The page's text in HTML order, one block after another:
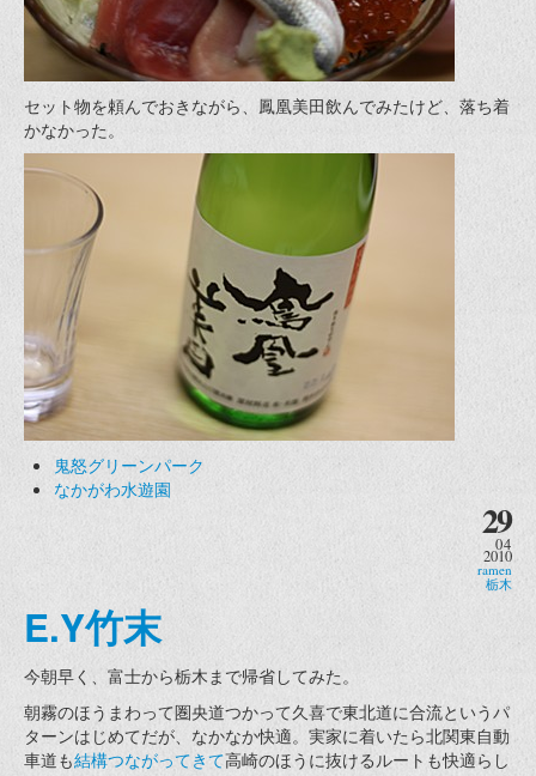
セット物を頼んでおきながら、鳳凰美田飲んでみたけど、落ち着
かなかった。
鬼怒グリーンパーク
なかがわ水遊園
29
04
2010
ramen
栃木
E.Y竹末
今朝早く、富士から栃木まで帰省してみた。
朝霧のほうまわって圏央道つかって久喜で東北道に合流というパ
ターンはじめてだが、なかなか快適。実家に着いたら北関東自動
車道も結構つながってきて高崎のほうに抜けるルートも快適らし